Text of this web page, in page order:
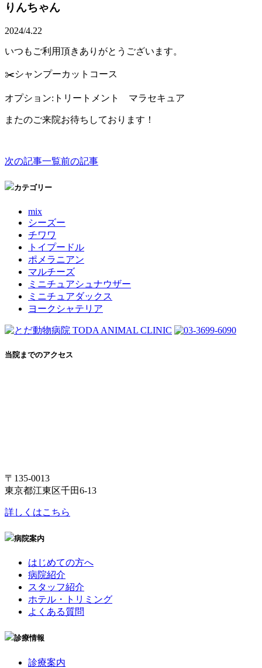
りんちゃん
2024/4.22
いつもご利用頂きありがとうございます。
✂️シャンプーカットコース
オプション:トリートメント マラセキュア
またのご来院お待ちしております！
次の記事一覧前の記事
カテゴリー
mix
シーズー
チワワ
トイプードル
ポメラニアン
マルチーズ
ミニチュアシュナウザー
ミニチュアダックス
ヨークシャテリア
当院までのアクセス
〒135-0013
東京都江東区千田6-13
詳しくはこちら
病院案内
はじめての方へ
病院紹介
スタッフ紹介
ホテル・トリミング
よくある質問
診療情報
診療案内